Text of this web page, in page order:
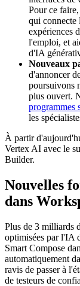
Pour ce
qui connecte
expériences
l'emploi, et
d'IA
Nouveaux
d'annoncer
poursuivons
plus ouvert.
programmes
les
À partir
Vertex AI avec le
Builder.
Nouvelles
dans
Plus de 3 milliards
optimisées par l'IA
Smart Compose
automatiquement
ravis de passer à
de testeurs de